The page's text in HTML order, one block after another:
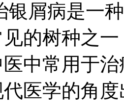
屑病是一
见的树种之
医中常用于
医学的角度